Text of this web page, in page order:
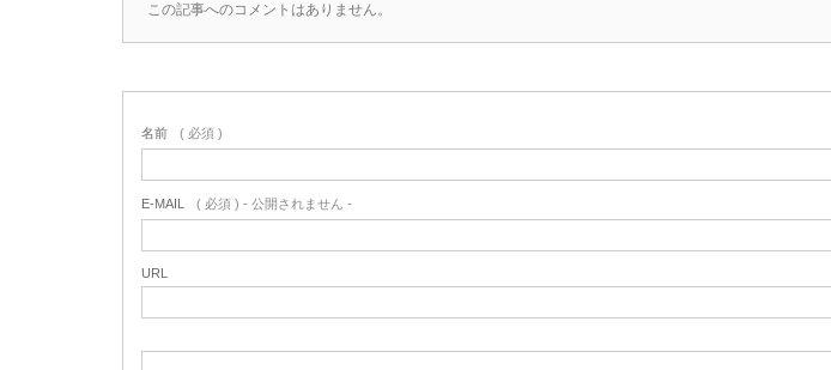
この記事へのコメントはありません。
名前 ( 必須 )
E-MAIL ( 必須 ) - 公開されません -
URL